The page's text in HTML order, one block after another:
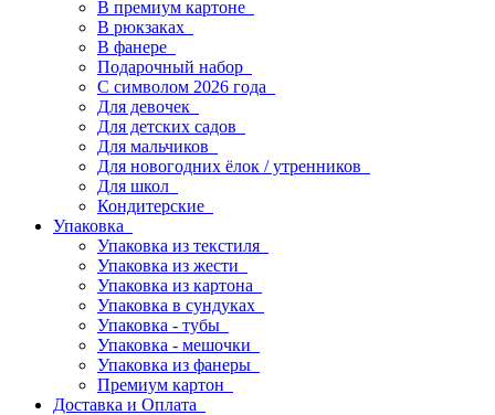
В премиум картоне
В рюкзаках
В фанере
Подарочный набор
С символом 2026 года
Для девочек
Для детских садов
Для мальчиков
Для новогодних ёлок / утренников
Для школ
Кондитерские
Упаковка
Упаковка из текстиля
Упаковка из жести
Упаковка из картона
Упаковка в сундуках
Упаковка - тубы
Упаковка - мешочки
Упаковка из фанеры
Премиум картон
Доставка и Оплата